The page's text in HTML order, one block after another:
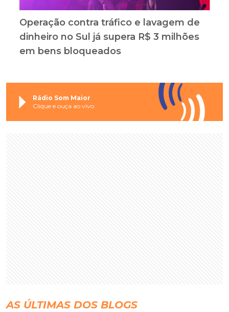
Operação contra tráfico e lavagem de
dinheiro no Sul já supera R$ 3 milhões
em bens bloqueados
Rádio Som Maior
Clique e ouça ao vivo
AS ÚLTIMAS DOS BLOGS